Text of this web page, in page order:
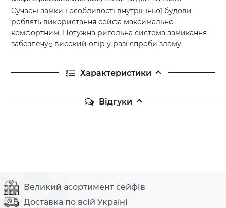
Сучасні замки і особливості внутрішньої будови
роблять використання сейфа максимально
комфортним. Потужна ригельна система замикання
забезпечує високий опір у разі спроби зламу.
Характеристики
Відгуки
Великий асортимент сейфів
Доставка по всій Україні